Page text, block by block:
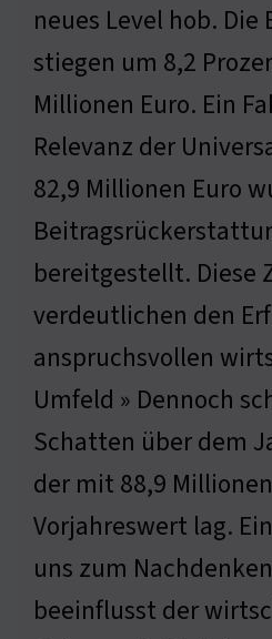
neues Level hob.
stiegen um 8,2
Millionen Euro. Ein
Relevanz der
82,9 Millionen Euro
bereitgestellt. Diese
verdeutlichen den
anspruchsvollen
Umfeld » Dennoch
Schatten über dem
der mit 88,9
Vorjahreswert lag.
uns zum
beeinflusst der